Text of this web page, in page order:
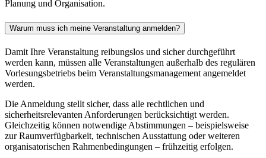
Planung und Organisation.
Warum muss ich meine Veranstaltung anmelden?
Damit Ihre Veranstaltung reibungslos und sicher durchgeführt
werden kann, müssen alle Veranstaltungen außerhalb des regulären
Vorlesungsbetriebs beim Veranstaltungsmanagement angemeldet
werden.
Die Anmeldung stellt sicher, dass alle rechtlichen und
sicherheitsrelevanten Anforderungen berücksichtigt werden.
Gleichzeitig können notwendige Abstimmungen – beispielsweise
zur Raumverfügbarkeit, technischen Ausstattung oder weiteren
organisatorischen Rahmenbedingungen – frühzeitig erfolgen.